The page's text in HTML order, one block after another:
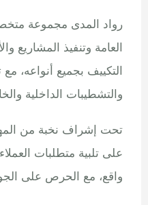
رواد المدى مجموعة
العامة وتنفيذ المشاريع
التكييف بجميع أنواعه،
والتشطيبات الداخلية
تحت إشراف نخبة من
على تلبية متطلبات
واقع، مع الحرص على